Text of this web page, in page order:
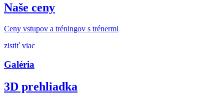
Naše ceny
Ceny vstupov a tréningov s trénermi
zistiť viac
Galéria
3D prehliadka